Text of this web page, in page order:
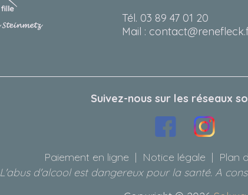
Tél. 03 89 47 01 20
Mail :
Suivez-nous sur les réseaux
Paiement en ligne | Notice légale | Plan
L'abus d'alcool est dangereux pour la santé. A